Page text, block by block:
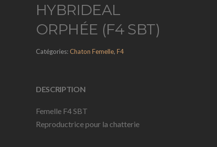
HYBRIDEAL
ORPHÉE (F4 SBT)
Catégories:Chaton Femelle, F4
DESCRIPTION
Femelle F4 SBT
Reproductrice pour la chatterie